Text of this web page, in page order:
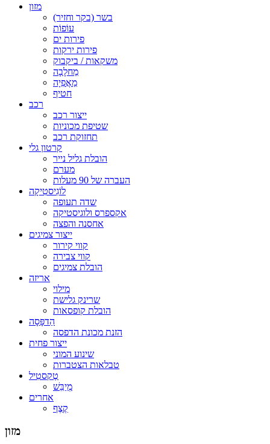
מזון
בשר (בקר וחזיר)
עוֹפוֹת
פירות ים
פירות ירקות
משקאות / ביקבוק
מַחלָבָה
מַאֲפִיָה
חטיף
רכב
ייצור רכב
שטיפת מכוניות
תחזוקת רכב
קרטון גלי
הובלת גליל נייר
מערם
העברה של 90 מעלות
לוֹגִיסטִיקָה
שדה תעופה
אקספרס ולוגיסטיקה
אחסנה והפצה
ייצור צמיגים
קווי קירור
קווי צבירה
הובלת צמיגים
אריזה
מילוי
שרינק גלישת
הובלת קופסאות
הַדפָּסָה
הזנת מכונת הדפסה
ייצור פחית
שינוע המוני
טבלאות הצטברות
טֶקסטִיל
מְיַבֵּשׁ
אחרים
קֶצֶף
מזון